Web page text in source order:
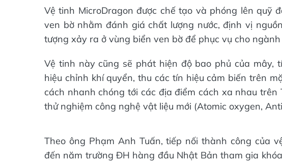
Vệ tinh MicroDragon được chế tạo và phóng lên quỹ
ven bờ nhằm đánh giá chất lượng nước, định vị
tượng xảy ra ở vùng biển ven bờ để phục vụ cho
Vệ tinh này cũng sẽ phát hiện độ bao phủ của mây,
hiệu chỉnh khí quyển, thu các tín hiệu cảm biến trên
cách nhanh chóng tới các địa điểm cách xa nhau
thử nghiệm công nghệ vật liệu mới (Atomic oxygen,
Theo ông Phạm Anh Tuấn, tiếp nối thành công của
đến năm trường ĐH hàng đầu Nhật Bản tham gia